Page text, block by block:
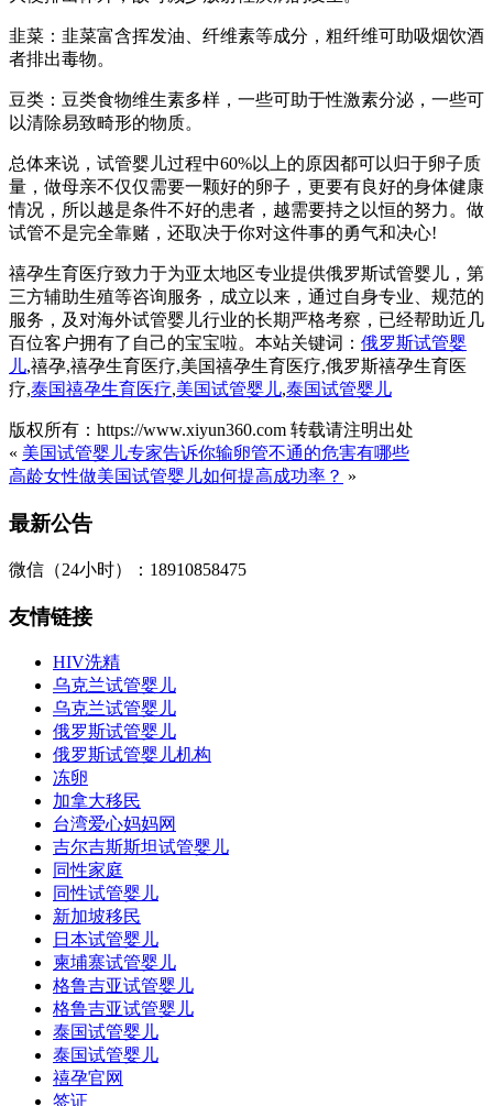
韭菜：韭菜富含挥发油、纤维素等成分，粗纤维可助吸烟饮酒
者排出毒物。
豆类：豆类食物维生素多样，一些可助于性激素分泌，一些可
以清除易致畸形的物质。
总体来说，试管婴儿过程中60%以上的原因都可以归于卵子质
量，做母亲不仅仅需要一颗好的卵子，更要有良好的身体健康
情况，所以越是条件不好的患者，越需要持之以恒的努力。做
试管不是完全靠赌，还取决于你对这件事的勇气和决心!
禧孕生育医疗致力于为亚太地区专业提供俄罗斯试管婴儿，第
三方辅助生殖等咨询服务，成立以来，通过自身专业、规范的
服务，及对海外试管婴儿行业的长期严格考察，已经帮助近几
百位客户拥有了自己的宝宝啦。本站关键词： 俄罗斯试管婴
儿,禧孕,禧孕生育医疗,美国禧孕生育医疗,俄罗斯禧孕生育医
疗,泰国禧孕生育医疗,美国试管婴儿,泰国试管婴儿
版权所有：https://www.xiyun360.com 转载请注明出处
« 美国试管婴儿专家告诉你输卵管不通的危害有哪些
高龄女性做美国试管婴儿如何提高成功率？ »
最新公告
微信（24小时）：18910858475
友情链接
HIV洗精
乌克兰试管婴儿
乌克兰试管婴儿
俄罗斯试管婴儿
俄罗斯试管婴儿机构
冻卵
加拿大移民
台湾爱心妈妈网
吉尔吉斯斯坦试管婴儿
同性家庭
同性试管婴儿
新加坡移民
日本试管婴儿
柬埔寨试管婴儿
格鲁吉亚试管婴儿
格鲁吉亚试管婴儿
泰国试管婴儿
泰国试管婴儿
禧孕官网
签证